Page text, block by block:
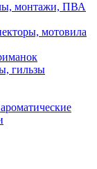
монтажи, ПВА
мотовила
гильзы